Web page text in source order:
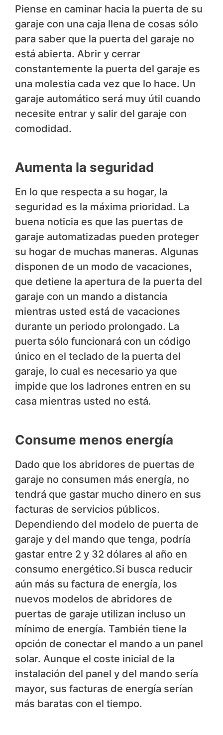
Piense en caminar hacia la puerta de su
garaje con una caja llena de cosas sólo
para saber que la puerta del garaje no
está abierta. Abrir y cerrar
constantemente la puerta del garaje es
una molestia cada vez que lo hace. Un
garaje automático será muy útil cuando
necesite entrar y salir del garaje con
comodidad.
Aumenta la seguridad
En lo que respecta a su hogar, la
seguridad es la máxima prioridad. La
buena noticia es que las puertas de
garaje automatizadas pueden proteger
su hogar de muchas maneras. Algunas
disponen de un modo de vacaciones,
que detiene la apertura de la puerta del
garaje con un mando a distancia
mientras usted está de vacaciones
durante un periodo prolongado. La
puerta sólo funcionará con un código
único en el teclado de la puerta del
garaje, lo cual es necesario ya que
impide que los ladrones entren en su
casa mientras usted no está.
Consume menos energía
Dado que los abridores de puertas de
garaje no consumen más energía, no
tendrá que gastar mucho dinero en sus
facturas de servicios públicos.
Dependiendo del modelo de puerta de
garaje y del mando que tenga, podría
gastar entre 2 y 32 dólares al año en
consumo energético.Si busca reducir
aún más su factura de energía, los
nuevos modelos de abridores de
puertas de garaje utilizan incluso un
mínimo de energía. También tiene la
opción de conectar el mando a un panel
solar. Aunque el coste inicial de la
instalación del panel y del mando sería
mayor, sus facturas de energía serían
más baratas con el tiempo.